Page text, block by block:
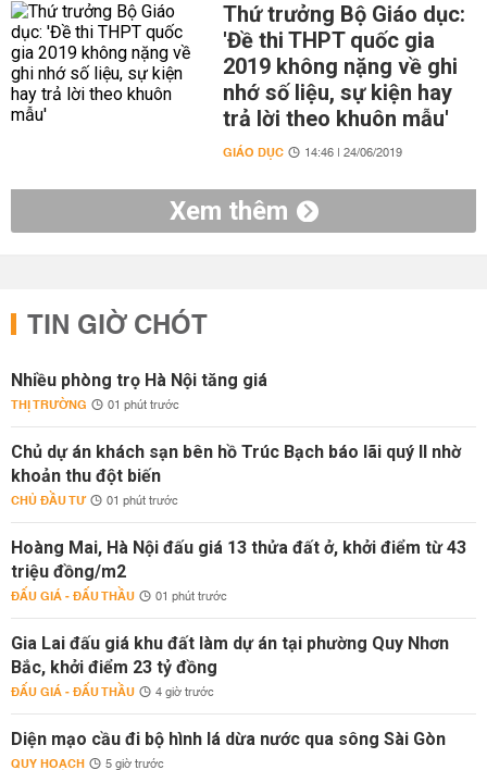
Thứ trưởng Bộ Giáo dục:
'Đề thi THPT quốc gia
2019 không nặng về ghi
nhớ số liệu, sự kiện hay
trả lời theo khuôn mẫu'
GIÁO DỤC 14:46 | 24/06/2019
Xem thêm
TIN GIỜ CHÓT
Nhiều phòng trọ Hà Nội tăng giá
THỊ TRƯỜNG 01 phút trước
Chủ dự án khách sạn bên hồ Trúc Bạch báo lãi quý II nhờ
khoản thu đột biến
CHỦ ĐẦU TƯ 01 phút trước
Hoàng Mai, Hà Nội đấu giá 13 thửa đất ở, khởi điểm từ 43
triệu đồng/m2
ĐẤU GIÁ - ĐẤU THẦU 01 phút trước
Gia Lai đấu giá khu đất làm dự án tại phường Quy Nhơn
Bắc, khởi điểm 23 tỷ đồng
ĐẤU GIÁ - ĐẤU THẦU 4 giờ trước
Diện mạo cầu đi bộ hình lá dừa nước qua sông Sài Gòn
QUY HOẠCH 5 giờ trước